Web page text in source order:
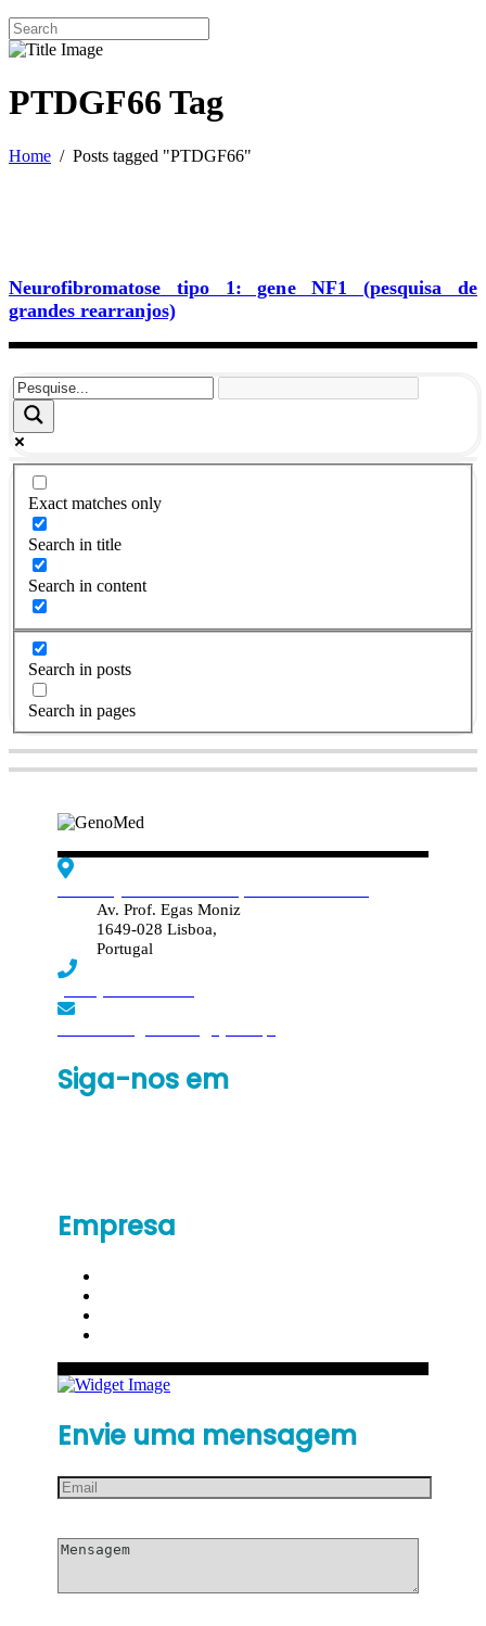
PTDGF66 Tag
Home / Posts tagged "PTDGF66"
Neurofibromatose tipo 1: gene NF1 (pesquisa de
grandes rearranjos)
Exact matches only
Search in title
Search in content
Search in posts
Search in pages
Av. Prof. Egas Moniz
1649-028 Lisboa,
Portugal
Siga-nos em
Empresa
Envie uma mensagem